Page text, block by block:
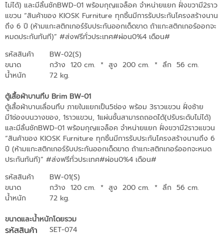
ไม่ได้) และมีลิ้นชักBWD-01 พร้อมกุญแจล็อค จำหน่ายแยก ฝั่งขวามี2ราว
แขวน “สินค้าของ KIOSK Furniture ทุกชิ้นมีการรับประกันโครงสร้างนาน
ถึง 6 ปี (ห้ามแกะสติกเกอร์รับประกันออกเด็ดขาด ถ้าแกะสติกเกอร์ออกจะ
หมดประกันทันที)” #ส่งฟรีทั่วประเทศ#ผ่อน0%4 เดือน#
รหัสสินค้า
BW-02(S)
ขนาด
กว้าง 120 cm. * สูง 200 cm. * ลึก 56 cm.
น้ำหนัก
72 kg.
ตู้เสื้อผ้าบานทึบ Brim BW-01
ตู้เสื้อผ้าบานเลื่อนทึบ ภายในแยกเป็น5ช่อง พร้อม 3ราวแขวน ฝั่งซ้าย
มี1ช่องบนวางของ, 1ราวแขวน, 1แผ่นชั้นสามารถถอดได้(ปรับระดับไม่ได้)
และมีลิ้นชักBWD-01 พร้อมกุญแจล็อค จำหน่ายแยก ฝั่งขวามี2ราวแขวน
“สินค้าของ KIOSK Furniture ทุกชิ้นมีการรับประกันโครงสร้างนานถึง 6
ปี (ห้ามแกะสติกเกอร์รับประกันออกเด็ดขาด ถ้าแกะสติกเกอร์ออกจะหมด
ประกันทันที)” #ส่งฟรีทั่วประเทศ#ผ่อน0%4 เดือน#
รหัสสินค้า
BW-01(S)
ขนาด
กว้าง 120 cm. * สูง 200 cm. * ลึก 56 cm.
น้ำหนัก
72 kg.
ขนาดและน้ำหนักโดยรวม
รหัสสินค้า SET-074